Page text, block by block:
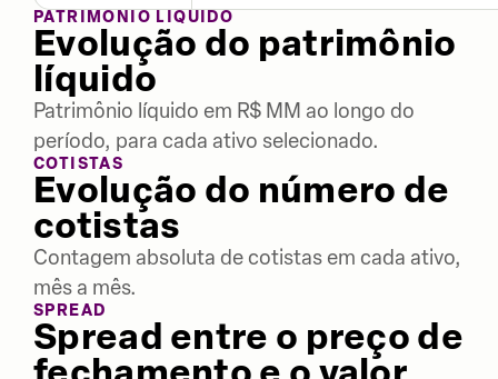
PATRIMÔNIO LÍQUIDO
Evolução do patrimônio
líquido
Patrimônio líquido em R$ MM ao longo do
período, para cada ativo selecionado.
COTISTAS
Evolução do número de
cotistas
Contagem absoluta de cotistas em cada ativo,
mês a mês.
SPREAD
Spread entre o preço de